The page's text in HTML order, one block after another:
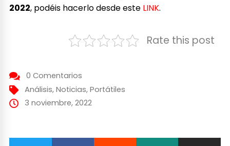
2022, podéis hacerlo desde este LINK.
Rate this post
0 Comentarios
Análisis, Noticias, Portátiles
3 noviembre, 2022